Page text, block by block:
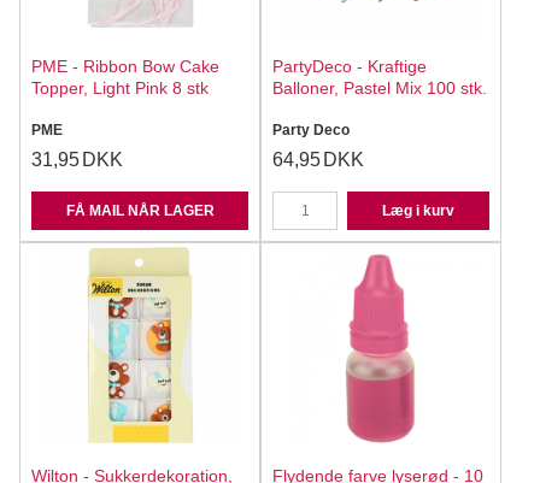
PME - Ribbon Bow Cake
Topper, Light Pink 8 stk
PME
31,95 DKK
FÅ MAIL NÅR LAGER
PartyDeco - Kraftige
Balloner, Pastel Mix 100 stk.
Party Deco
64,95 DKK
Læg i kurv
Wilton - Sukkerdekoration, Flydende farve lyserød - 10